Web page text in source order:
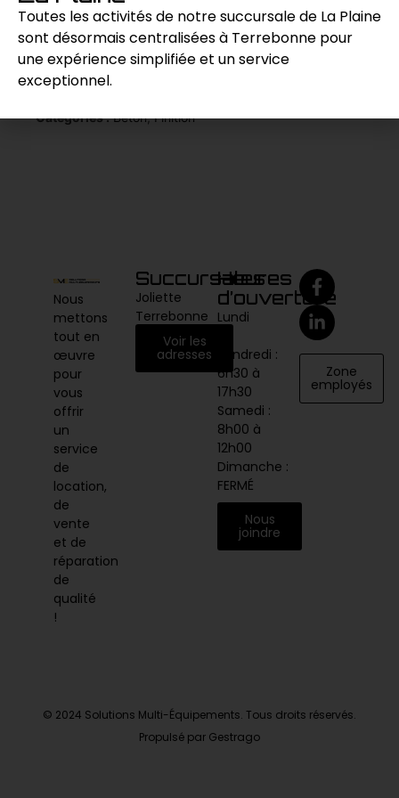
Demande de prix
Catégories : Béton,Finition
Nous
mettons
tout en
œuvre
pour
vous
offrir
un
service
de
location,
de
vente
et de
réparation
de
qualité
!
Succursales
Joliette
Terrebonne
Voir les
adresses
Heures
d’ouverture
Lundi
vendredi :
6h30 à
17h30
Samedi :
8h00 à
12h00
Dimanche :
FERMÉ
Nous
joindre
Zone
employés
© 2024 Solutions Multi-Équipements. Tous droits réservés.
Propulsé par Gestrago
Toutes les activités de notre succursale de La Plaine
sont désormais centralisées à Terrebonne pour
une expérience simplifiée et un service
exceptionnel.